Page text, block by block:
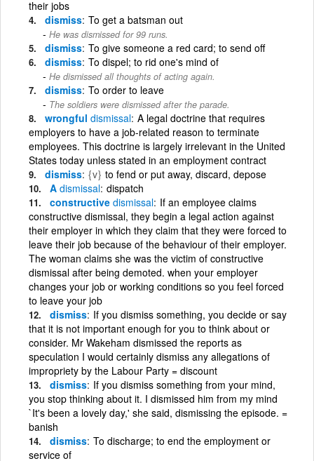
their jobs
dismiss To get a batsman out
He was dismissed for 99 runs.
dismiss To give someone a red card; to send off
dismiss To dispel; to rid one's mind of
He dismissed all thoughts of acting again.
dismiss To order to leave
The soldiers were dismissed after the parade.
wrongful dismissal A legal doctrine that requires
employers to have a job-related reason to terminate
employees. This doctrine is largely irrelevant in the United
States today unless stated in an employment contract
dismiss {v} to fend or put away, discard, depose
A dismissal dispatch
constructive dismissal If an employee claims
constructive dismissal, they begin a legal action against
their employer in which they claim that they were forced to
leave their job because of the behaviour of their employer.
The woman claims she was the victim of constructive
dismissal after being demoted. when your employer
changes your job or working conditions so you feel forced
to leave your job
dismiss If you dismiss something, you decide or say
that it is not important enough for you to think about or
consider. Mr Wakeham dismissed the reports as
speculation I would certainly dismiss any allegations of
impropriety by the Labour Party = discount
dismiss If you dismiss something from your mind,
you stop thinking about it. I dismissed him from my mind
`It's been a lovely day,' she said, dismissing the episode. =
banish
dismiss To discharge; to end the employment or
service of